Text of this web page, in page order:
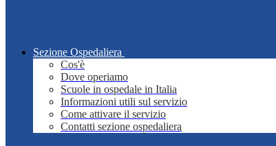
Sezione Ospedaliera
Cos'è
Dove operiamo
Scuole in ospedale in Italia
Informazioni utili sul servizio
Come attivare il servizio
Contatti sezione ospedaliera